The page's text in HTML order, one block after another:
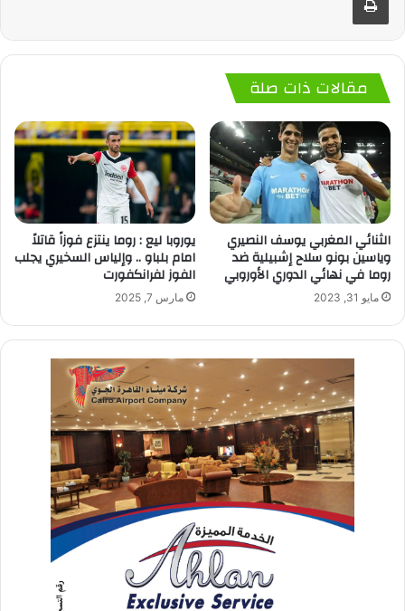
مقالات ذات صلة
الثنائي المغربي يوسف النصيري
وياسين بونو سلاح إشبيلية ضد
روما في نهائي الدوري الأوروبي
مايو 31, 2023
يوروبا ليع : روما ينتزع فوزاً قاتلاً
امام بلباو .. وإلياس السخيري يجلب
الفوز لفرانكفورت
مارس 7, 2025